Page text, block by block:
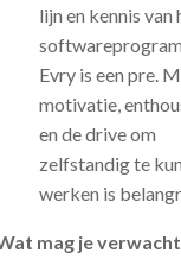
lijn en kennis van
Evry is een pre.
motivatie,
en de drive om
zelfstandig te
werken is
mag je